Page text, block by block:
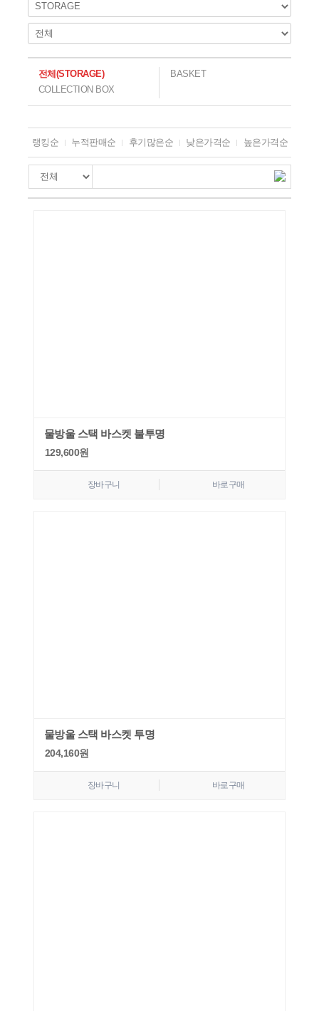
회사 소식
전체(STORAGE)
BASKET
COLLECTION BOX
랭킹순 누적판매순 후기많은순 낮은가격순 높은가격순
물방울 스택 바스켓 불투명
129,600원
장바구니 바로구매
물방울 스택 바스켓 투명
204,160원
장바구니 바로구매